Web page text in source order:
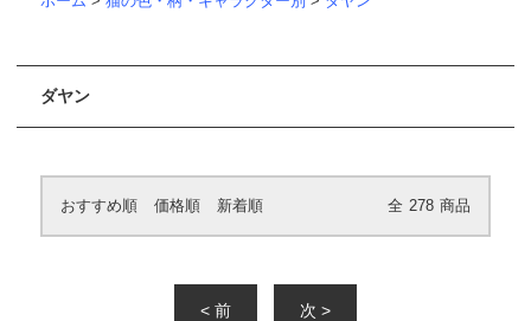
ダヤン
おすすめ順 価格順 新着順 全 278 商品
< 前 次 >